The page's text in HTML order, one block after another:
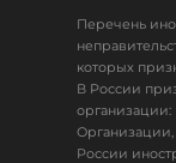
Перечень
которых
В России
организации:
России